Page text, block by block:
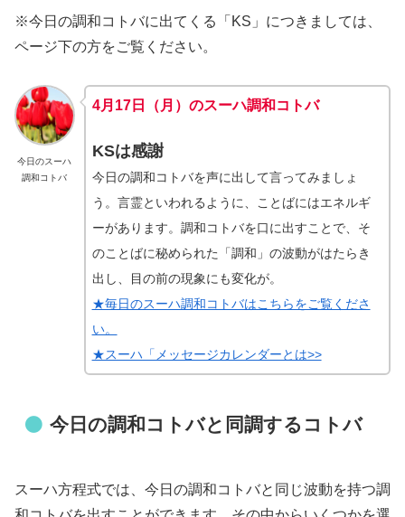
※今日の調和コトバに出てくる「KS」につきましては、
ページ下の方をご覧ください。
今日のスーハ
調和コトバ
4月17日（月）のスーハ調和コトバ
KSは感謝
今日の調和コトバを声に出して言ってみましょ
う。言霊といわれるように、ことばにはエネルギ
ーがあります。調和コトバを口に出すことで、そ
のことばに秘められた「調和」の波動がはたらき
出し、目の前の現象にも変化が。
★毎日のスーハ調和コトバはこちらをご覧くださ
い。
★スーハ「メッセージカレンダーとは>>
今日の調和コトバと同調するコトバ
スーハ方程式では、今日の調和コトバと同じ波動を持つ調